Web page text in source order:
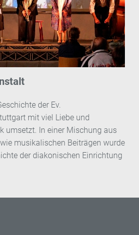
der Ev.
mit viel Liebe und
umsetzt. In einer Mischung aus
musikalischen Beiträgen wurde
der diakonischen Einrichtung